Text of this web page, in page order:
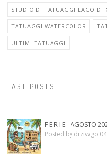
STUDIO DI TATUAGGI LAGO DI
TATUAGGI WATERCOLOR
ULTIMI TATUAGGI
LAST POSTS
F E R I E - AGOSTO
Posted by drzivago